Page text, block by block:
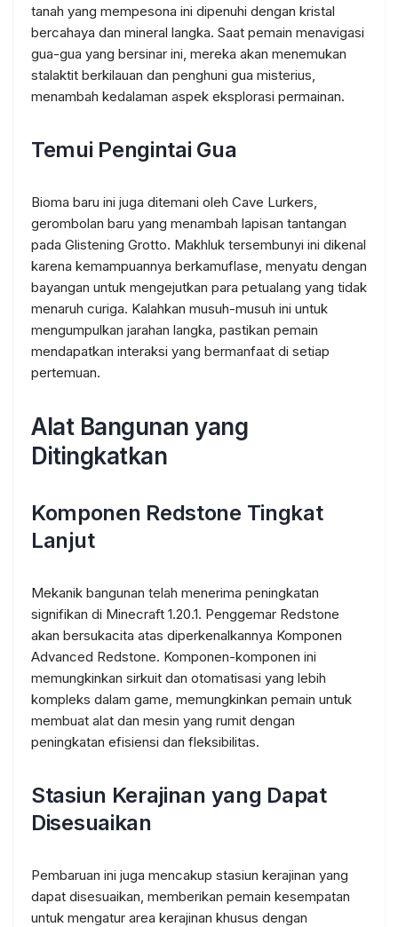
tanah yang mempesona ini dipenuhi dengan kristal
bercahaya dan mineral langka. Saat pemain menavigasi
gua-gua yang bersinar ini, mereka akan menemukan
stalaktit berkilauan dan penghuni gua misterius,
menambah kedalaman aspek eksplorasi permainan.
Temui Pengintai Gua
Bioma baru ini juga ditemani oleh Cave Lurkers,
gerombolan baru yang menambah lapisan tantangan
pada Glistening Grotto. Makhluk tersembunyi ini dikenal
karena kemampuannya berkamuflase, menyatu dengan
bayangan untuk mengejutkan para petualang yang tidak
menaruh curiga. Kalahkan musuh-musuh ini untuk
mengumpulkan jarahan langka, pastikan pemain
mendapatkan interaksi yang bermanfaat di setiap
pertemuan.
Alat Bangunan yang
Ditingkatkan
Komponen Redstone Tingkat
Lanjut
Mekanik bangunan telah menerima peningkatan
signifikan di Minecraft 1.20.1. Penggemar Redstone
akan bersukacita atas diperkenalkannya Komponen
Advanced Redstone. Komponen-komponen ini
memungkinkan sirkuit dan otomatisasi yang lebih
kompleks dalam game, memungkinkan pemain untuk
membuat alat dan mesin yang rumit dengan
peningkatan efisiensi dan fleksibilitas.
Stasiun Kerajinan yang Dapat
Disesuaikan
Pembaruan ini juga mencakup stasiun kerajinan yang
dapat disesuaikan, memberikan pemain kesempatan
untuk mengatur area kerajinan khusus dengan